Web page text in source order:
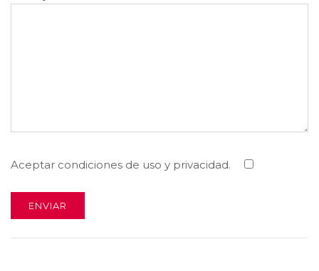
Aceptar condiciones de uso y privacidad.